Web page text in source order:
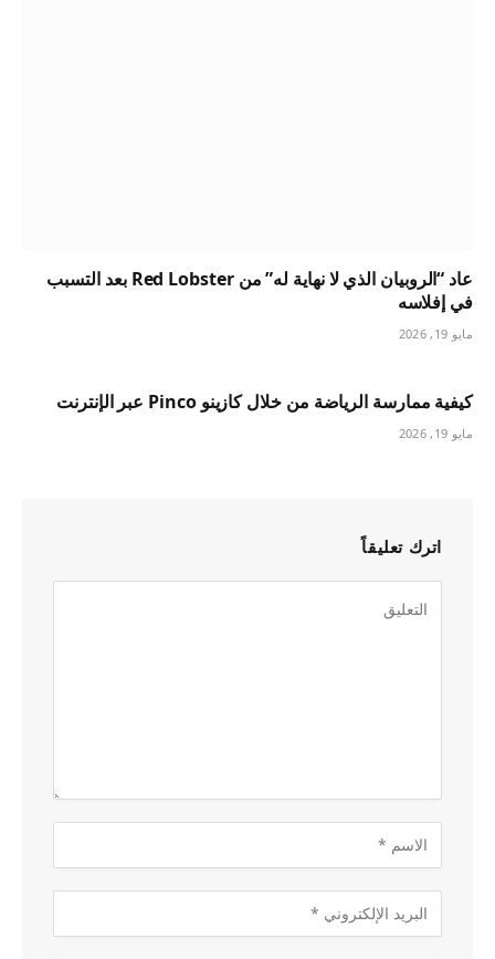
عاد “الروبيان الذي لا نهاية له” من Red Lobster بعد التسبب
في إفلاسه
مايو 19, 2026
كيفية ممارسة الرياضة من خلال كازينو Pinco عبر الإنترنت
مايو 19, 2026
اترك تعليقاً